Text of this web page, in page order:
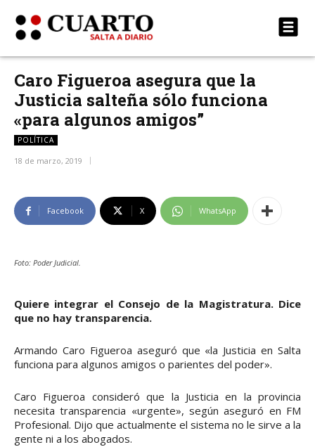
Caro Figueroa asegura que la
Justicia salteña sólo funciona
«para algunos amigos”
POLÍTICA
18 de marzo, 2019
Facebook X WhatsApp
Foto: Poder Judicial.
Quiere integrar el Consejo de la Magistratura. Dice
que no hay transparencia.
Armando Caro Figueroa aseguró que «la Justicia en Salta
funciona para algunos amigos o parientes del poder».
Caro Figueroa consideró que la Justicia en la provincia
necesita transparencia «urgente», según aseguró en FM
Profesional. Dijo que actualmente el sistema no le sirve a la
gente ni a los abogados.